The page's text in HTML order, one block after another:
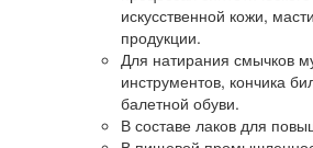
искусственной кожи,
продукции.
Для натирания смычков
инструментов, кончика
балетной обуви.
В составе лаков для